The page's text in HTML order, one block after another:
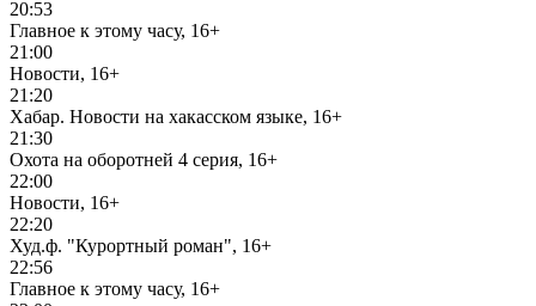
20:53
Главное к этому часу, 16+
21:00
Новости, 16+
21:20
Хабар. Новости на хакасском языке, 16+
21:30
Охота на оборотней 4 серия, 16+
22:00
Новости, 16+
22:20
Худ.ф. "Курортный роман", 16+
22:56
Главное к этому часу, 16+